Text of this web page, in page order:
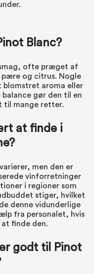
Blanc?
ofte præget af
og citrus. Nogle
blomstret aroma eller
balance gør den til en
til mange retter.
at finde i
men den er
vinforretninger
i regioner som
stiger, hvilket
denne vidunderlige
fra personalet, hvis
finde den.
godt til Pinot